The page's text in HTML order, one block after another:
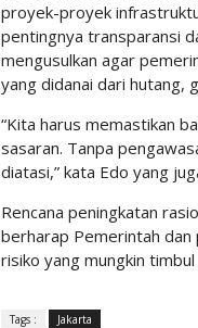
proyek-proyek
pentingnya transparansi
mengusulkan agar
yang didanai dari hutang,
“Kita harus memastikan
sasaran. Tanpa
diatasi,” kata Edo yang
Rencana peningkatan
berharap Pemerintah
risiko yang mungkin
Tags : Jakarta